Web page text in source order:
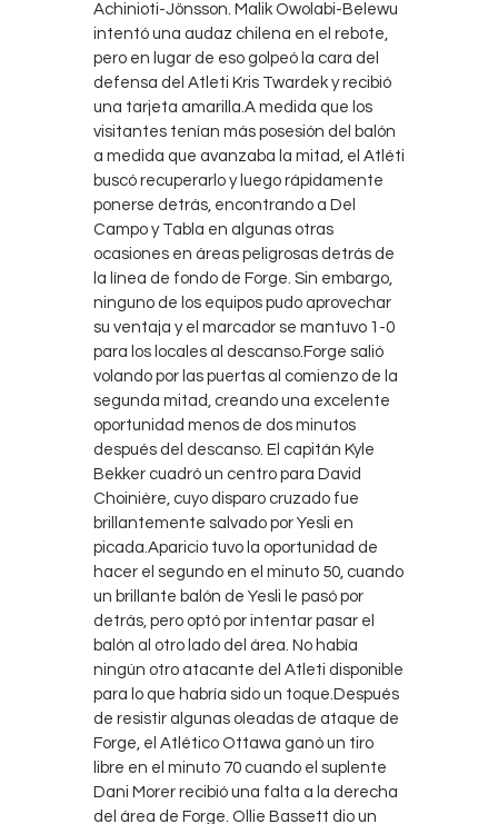
Achinioti-Jönsson. Malik Owolabi-Belewu
intentó una audaz chilena en el rebote,
pero en lugar de eso golpeó la cara del
defensa del Atleti Kris Twardek y recibió
una tarjeta amarilla.A medida que los
visitantes tenían más posesión del balón
a medida que avanzaba la mitad, el Atléti
buscó recuperarlo y luego rápidamente
ponerse detrás, encontrando a Del
Campo y Tabla en algunas otras
ocasiones en áreas peligrosas detrás de
la línea de fondo de Forge. Sin embargo,
ninguno de los equipos pudo aprovechar
su ventaja y el marcador se mantuvo 1-0
para los locales al descanso.Forge salió
volando por las puertas al comienzo de la
segunda mitad, creando una excelente
oportunidad menos de dos minutos
después del descanso. El capitán Kyle
Bekker cuadró un centro para David
Choinière, cuyo disparo cruzado fue
brillantemente salvado por Yesli en
picada.Aparicio tuvo la oportunidad de
hacer el segundo en el minuto 50, cuando
un brillante balón de Yesli le pasó por
detrás, pero optó por intentar pasar el
balón al otro lado del área. No había
ningún otro atacante del Atleti disponible
para lo que habría sido un toque.Después
de resistir algunas oleadas de ataque de
Forge, el Atlético Ottawa ganó un tiro
libre en el minuto 70 cuando el suplente
Dani Morer recibió una falta a la derecha
del área de Forge. Ollie Bassett dio un